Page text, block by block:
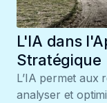
L'IA dans
Stratégique
L’IA permet aux
analyser et